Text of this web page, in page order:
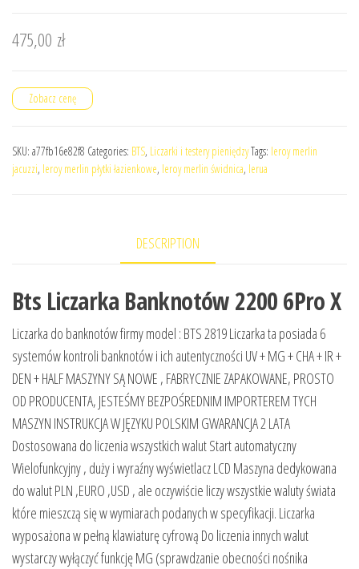
475,00 zł
Zobacz cenę
SKU: a77fb16e82f8 Categories: BTS, Liczarki i testery pieniędzyTags: leroy merlin
jacuzzi, leroy merlin płytki łazienkowe, leroy merlin świdnica, lerua
DESCRIPTION
Bts Liczarka Banknotów 2200 6Pro X
Liczarka do banknotów firmy model : BTS 2819 Liczarka ta posiada 6
systemów kontroli banknotów i ich autentyczności UV + MG + CHA + IR +
DEN + HALF MASZYNY SĄ NOWE , FABRYCZNIE ZAPAKOWANE, PROSTO
OD PRODUCENTA, JESTEŚMY BEZPOŚREDNIM IMPORTEREM TYCH
MASZYN INSTRUKCJA W JĘZYKU POLSKIM GWARANCJA 2 LATA
Dostosowana do liczenia wszystkich walut Start automatyczny
Wielofunkcyjny , duży i wyraźny wyświetlacz LCD Maszyna dedykowana
do walut PLN ,EURO ,USD , ale oczywiście liczy wszystkie waluty świata
które mieszczą się w wymiarach podanych w specyfikacji. Liczarka
wyposażona w pełną klawiaturę cyfrową Do liczenia innych walut
wystarczy wyłączyć funkcję MG (sprawdzanie obecności nośnika